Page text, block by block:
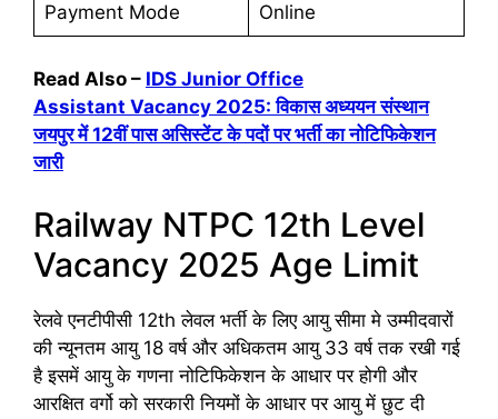
Payment Mode Online
Read Also – IDS Junior Office
Assistant Vacancy 2025: विकास अध्ययन संस्थान
जयपुर में 12वीं पास असिस्टेंट के पदों पर भर्ती का नोटिफिकेशन
जारी
Railway NTPC 12th Level
Vacancy 2025 Age Limit
रेलवे एनटीपीसी 12th लेवल भर्ती के लिए आयु सीमा मे उम्मीदवारों
की न्यूनतम आयु 18 वर्ष और अधिकतम आयु 33 वर्ष तक रखी गई
है इसमें आयु के गणना नोटिफिकेशन के आधार पर होगी और
आरक्षित वर्गो को सरकारी नियमों के आधार पर आयु में छुट दी